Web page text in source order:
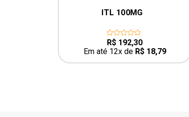
ITL 100MG
0
out
of
5
R$ 192,30
Em até 12x de R$18,79